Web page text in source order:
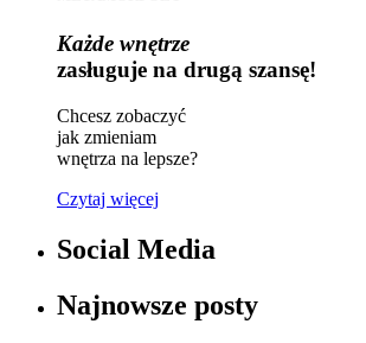
Każde wnętrze
zasługuje na drugą szansę!
Chcesz zobaczyć
jak zmieniam
wnętrza na lepsze?
Czytaj więcej
Social Media
Najnowsze posty